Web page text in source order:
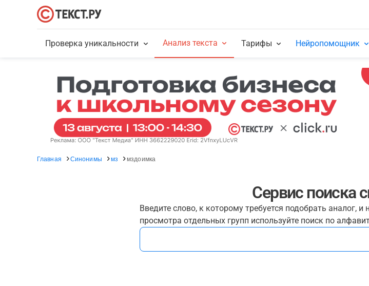
Проверка уникальности Анализ текста Тарифы Нейропомощник
Главная Синонимы мз мздоимка
Сервис поиска
Введите слово, к которому требуется подобрать аналог,
просмотра отдельных групп используйте поиск по